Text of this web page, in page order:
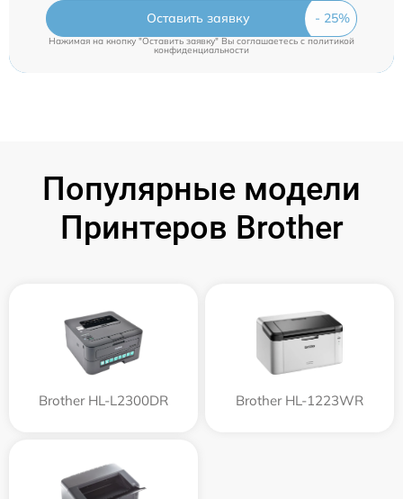
Оставить заявку
Нажимая на кнопку "Оставить заявку" Вы соглашаетесь c политикой
конфиденциальности
Популярные модели
Принтеров Brother
Brother HL-L2300DR Brother HL-1223WR